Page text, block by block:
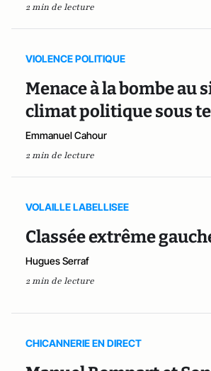
2 min de lecture
VIOLENCE POLITIQUE
Menace à la bombe au
climat politique sous
Emmanuel Cahour
2 min de lecture
VOLAILLE LABELLISEE
Classée extrême
Hugues Serraf
2 min de lecture
CHICANNERIE EN DIRECT